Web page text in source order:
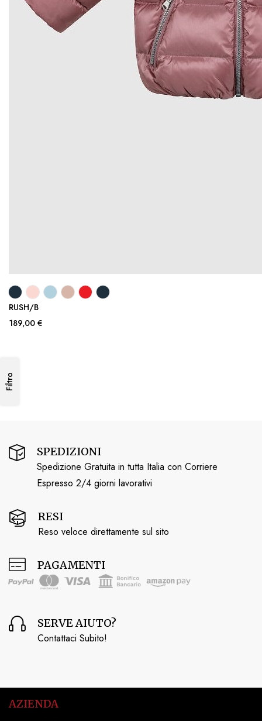
Filtro
RUSH/B
189,00 €
SPEDIZIONI
Spedizione Gratuita in tutta Italia con Corriere
Espresso 2/4 giorni lavorativi
RESI
Reso veloce direttamente sul sito
PAGAMENTI
SERVE AIUTO?
Contattaci Subito!
AZIENDA